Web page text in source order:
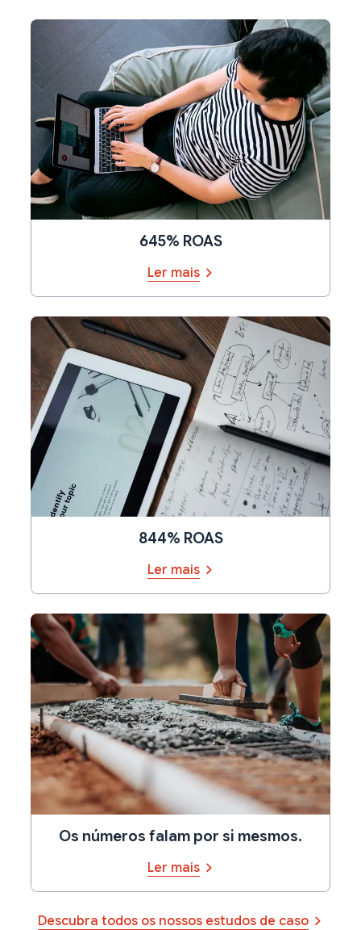
645% ROAS
Ler mais
844% ROAS
Ler mais
Os números falam por si mesmos.
Ler mais
Descubra todos os nossos estudos de caso